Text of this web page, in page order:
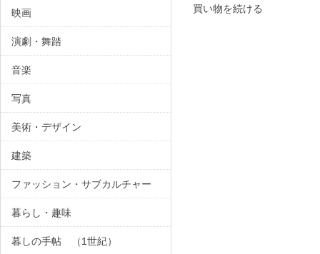
買い物を続ける
映画
演劇・舞踏
音楽
写真
美術・デザイン
建築
ファッション・サブカルチャー
暮らし・趣味
暮しの手帖 （1世紀）